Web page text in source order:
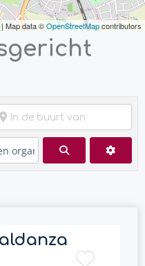
| Map data ©OpenStreetMapcontributors